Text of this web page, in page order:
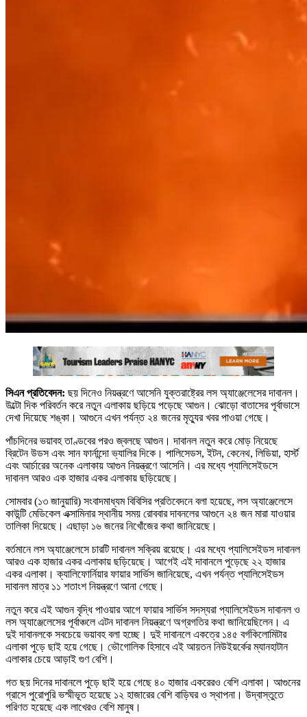
সিএন প্রতিবেদন: ছয় দিনেও নিয়ন্ত্রণে আসেনি যুক্তরাষ্ট্রের লস অ্যাঞ্জেলেসের দাবানল।
উল্টো দিক পরিবর্তন করে নতুন এলাকায় ছড়িয়ে পড়েছে আগুন। ঝোড়ো বাতাসের পূর্বাভাসে
দেখা দিয়েছে শঙ্কা। আগুনে এখন পর্যন্ত ২৪ জনের মৃত্যুর খবর পাওয়া গেছে।
পাঁচদিনের ভয়াবহ তাণ্ডবের পরও জ্বলছে আগুন। দাবানল নতুন করে মোড় নিয়েছে
ব্রিটেন উডস এবং সান ফার্নান্দো ভ্যালির দিকে। পালিসেডস, ইটন, কেনেথ, লিডিয়া, হার্স্ট
এবং আর্চারের অনেক এলাকায় আগুন নিয়ন্ত্রণে আসেনি। এর মধ্যে প্যালিসেইডসে
দাবানল আরও এক হাজার একর এলাকায় ছড়িয়েছে।
সোমবার (১৩ জানুয়ারি) সংবাদমাধ্যম বিবিসির প্রতিবেদনে বলা হয়েছে, লস অ্যাঞ্জেলেসে
কাউন্টি মেডিকেল এক্সামিনার স্থানীয় সময় রোববার দাবনলের আগুনে ২৪ জন মারা যাওয়ার
তালিকা দিয়েছে। এছাড়া ১৬ জনের নিখোঁজের কথা জানিয়েছে।
বর্তমানে লস অ্যাঞ্জেলেসে চারটি দাবানল সক্রিয় রয়েছে। এর মধ্যে প্যালিসেইডস দাবানল
আরও এক হাজার একর এলাকায় ছড়িয়েছে। আগেই এই দাবানলে পুড়েছে ২২ হাজার
একর এলাকা। ক্যালিফোর্নিয়ার ফায়ার সার্ভিস জানিয়েছে, এখন পর্যন্ত প্যালিসেইডস
দাবানল মাত্র ১১ শতাংশ নিয়ন্ত্রণে আনা গেছে।
নতুন করে এই আগুন বৃদ্ধি পাওয়ার আগে ফায়ার সার্ভিস সদস্যরা প্যালিসেইডস দাবানল ও
লস অ্যাঞ্জেলেসের পূর্বাঞ্চলে এটন দাবানল নিয়ন্ত্রণে অগ্রগতির কথা জানিয়েছিলেন। এ
দুই দাবানলকে সবচেয়ে ভয়াবহ বলা হচ্ছে। দুই দাবানলে একত্রে ১৪৫ বর্গকিলোমিটার
এলাকা পুড়ে ছাই হয়ে গেছে। ভৌগোলিক হিসাবে এই আয়তন নিউইয়র্কের ম্যানহাটান
এলাকার চেয়ে আড়াই গুণ বেশি।
গত ছয় দিনের দাবানলে পুড়ে ছাই হয়ে গেছে ৪০ হাজার একরেরও বেশি এলাকা। আগুনের
গ্রাসে পুরোপুরি ভস্মীভূত হয়েছে ১২ হাজারের বেশি বাড়িঘর ও স্থাপনা। উদ্বাস্তুতে
পরিণত হয়েছে এক লাখেরও বেশি মানুষ।